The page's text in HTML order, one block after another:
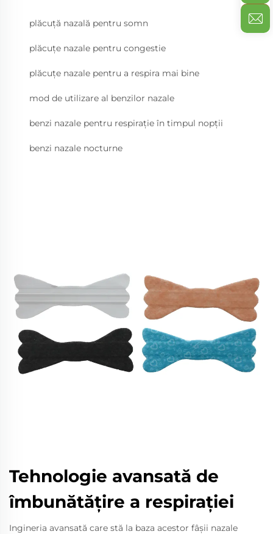
plăcuță nazală pentru somn
plăcuțe nazale pentru congestie
plăcuțe nazale pentru a respira mai bine
mod de utilizare al benzilor nazale
benzi nazale pentru respirație în timpul nopții
benzi nazale nocturne
Tehnologie avansată de
îmbunătățire a respirației
Ingineria avansată care stă la baza acestor fâșii nazale